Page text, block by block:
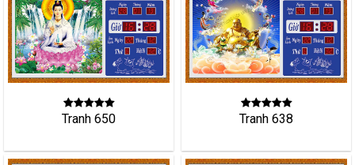
Tranh 650 Tranh 638